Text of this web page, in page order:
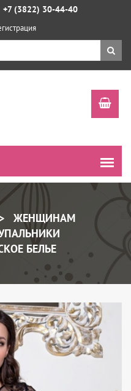
+7 (3822) 30-44-40
ЖЕНЩИНАМ
БЕЛЬЕ